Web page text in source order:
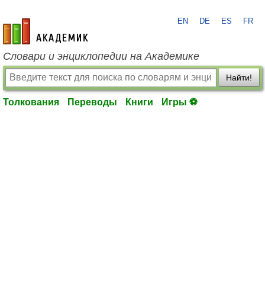
academic.ru
EN DE ES FR
Словари и энциклопедии на Академике
Найти!
Толкования Переводы Книги Игры ⚽